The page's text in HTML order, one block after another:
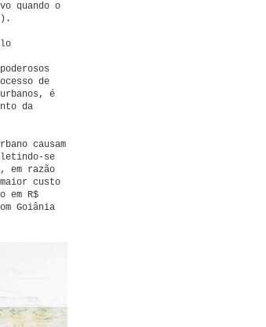
quando o
de
é
da
causam
se
em razão
custo
em R$
Goiânia